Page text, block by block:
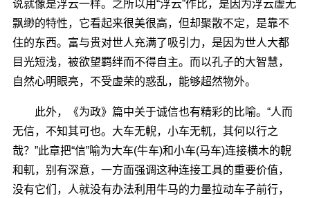
说就像是浮云一样。之所以用“浮云”作比，是因为浮云虚无
飘缈的特性，它看起来很美很高，但却聚散不定，是靠不
住的东西。富与贵对世人充满了吸引力，是因为世人大都
目光短浅，被欲望羁绊而不得自主。而以孔子的大智慧，
自然心明眼亮，不受虚荣的惑乱，能够超然物外。
此外，《为政》篇中关于诚信也有精彩的比喻。“人而
无信，不知其可也。大车无輗，小车无軏，其何以行之
哉？”此章把“信”喻为大车(牛车)和小车(马车)连接横木的輗
和軏，别有深意，一方面强调这种连接工具的重要价值，
没有它们，人就没有办法利用牛马的力量拉动车子前行，